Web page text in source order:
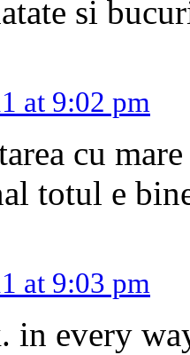
si
at 9:02 pm
cu
totul e
at 9:03 pm
in every